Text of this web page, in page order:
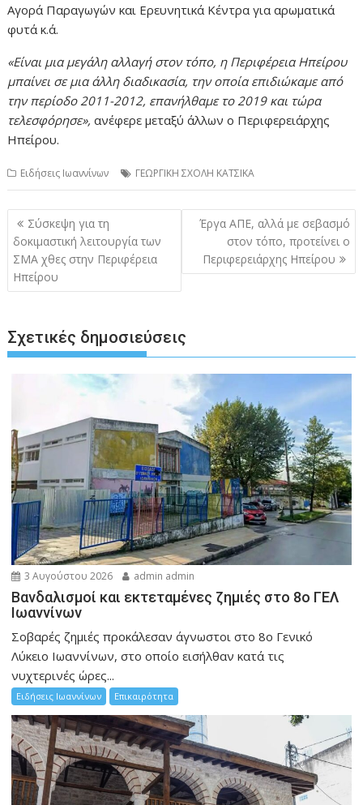
Αγορά Παραγωγών και Ερευνητικά Κέντρα για αρωματικά
φυτά κ.ά.
«Είναι μια μεγάλη αλλαγή στον τόπο, η Περιφέρεια Ηπείρου
μπαίνει σε μια άλλη διαδικασία, την οποία επιδιώκαμε από
την περίοδο 2011-2012, επανήλθαμε το 2019 και τώρα
τελεσφόρησε», ανέφερε μεταξύ άλλων ο Περιφερειάρχης
Ηπείρου.
Ειδήσεις Ιωαννίνων ΓΕΩΡΓΙΚΗ ΣΧΟΛΗ ΚΑΤΣΙΚΑ
Πλοήγηση
άρθρων
Σύσκεψη για τη
δοκιμαστική λειτουργία των
ΣΜΑ χθες στην Περιφέρεια
Ηπείρου
Έργα ΑΠΕ, αλλά με σεβασμό
στον τόπο, προτείνει ο
Περιφερειάρχης Ηπείρου
Σχετικές δημοσιεύσεις
3 Αυγούστου 2026 admin admin
Βανδαλισμοί και εκτεταμένες ζημιές στο 8ο ΓΕΛ
Ιωαννίνων
Σοβαρές ζημιές προκάλεσαν άγνωστοι στο 8ο Γενικό
Λύκειο Ιωαννίνων, στο οποίο εισήλθαν κατά τις
νυχτερινές ώρες...
Ειδήσεις Ιωαννίνων Επικαιρότητα